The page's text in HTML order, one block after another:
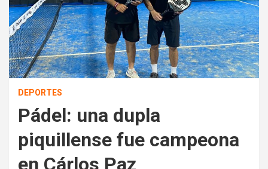
DEPORTES
Pádel: una dupla
piquillense fue campeona
en Cárlos Paz